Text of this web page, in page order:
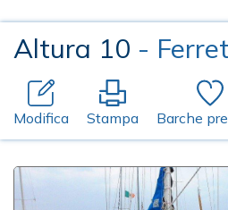
Altura 10 -
Modifica Stampa Barche